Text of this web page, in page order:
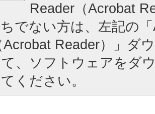
Reader（Acrobat
でない方は、左記の
Acrobat Reader）」ダ
、ソフトウェアをダ
ください。